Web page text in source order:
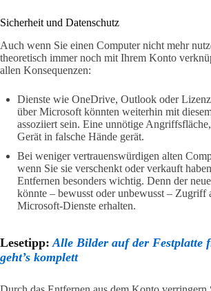
Sicherheit und Datenschutz
Auch wenn Sie einen Computer nicht mehr
theoretisch immer noch mit Ihrem Konto
allen Konsequenzen:
Dienste wie OneDrive, Outlook oder
über Microsoft könnten weiterhin mit
assoziiert sein. Eine unnötige
Gerät in falsche Hände gerät.
Bei weniger vertrauenswürdigen alten
wenn Sie sie verschenkt oder verkauft
Entfernen besonders wichtig. Denn der
könnte – bewusst oder unbewusst – Zugriff
Microsoft‑Dienste erhalten.
Lesetipp: Alle Bilder auf der Festplatte
geht’s komplett